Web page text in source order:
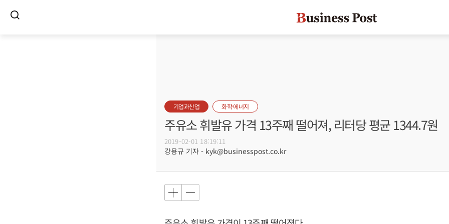
기업과산업 화학·에너지
주유소 휘발유 가격 13주째 떨어져, 리터당 평균 1344.7원
2019-02-01 18:19:11
강용규 기자 - kyk@businesspost.co.kr